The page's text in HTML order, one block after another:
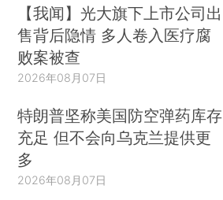
【我闻】光大旗下上市公司出
售背后隐情 多人卷入医疗腐
败案被查
2026年08月07日
特朗普坚称美国防空弹药库存
充足 但不会向乌克兰提供更
多
2026年08月07日